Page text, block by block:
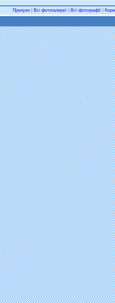
Прилуки Всі фотогалереї Всі фотографії